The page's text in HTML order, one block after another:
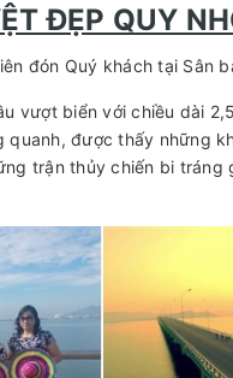
ĐẸP QUY
đón Quý khách tại Sân
vượt biển với chiều dài
quanh, được thấy những
trận thủy chiến bi